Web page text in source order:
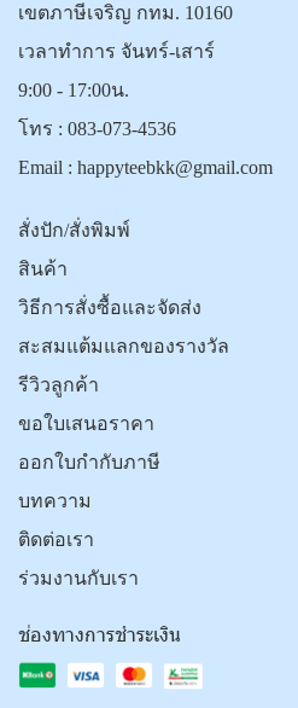
เขตภาษีเจริญ กทม. 10160
เวลาทำการ จันทร์-เสาร์
9:00 - 17:00น.
โทร : 083-073-4536
Email : happyteebkk@gmail.com
สั่งปัก/สั่งพิมพ์
สินค้า
วิธีการสั่งซื้อและจัดส่ง
สะสมแต้มแลกของรางวัล
รีวิวลูกค้า
ขอใบเสนอราคา
ออกใบกำกับภาษี
บทความ
ติดต่อเรา
ร่วมงานกับเรา
ช่องทางการชำระเงิน